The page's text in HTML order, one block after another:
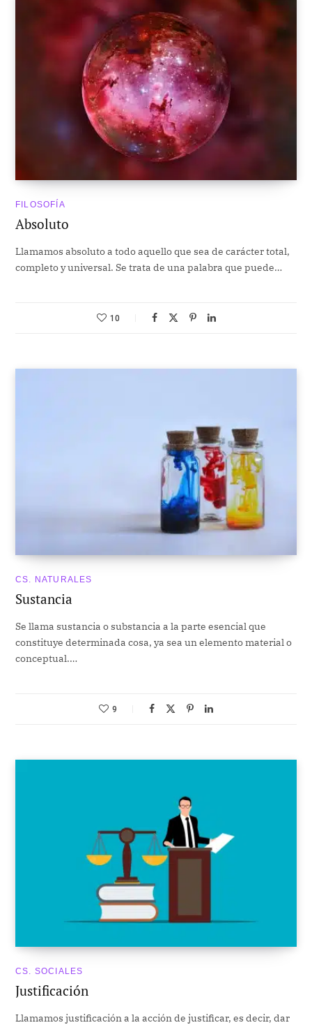
FILOSOFÍA
Absoluto
Llamamos absoluto a todo aquello que sea de carácter total,
completo y universal. Se trata de una palabra que puede…
10
CS. NATURALES
Sustancia
Se llama sustancia o substancia a la parte esencial que
constituye determinada cosa, ya sea un elemento material o
conceptual.…
9
CS. SOCIALES
Justificación
Llamamos justificación a la acción de justificar, es decir, dar